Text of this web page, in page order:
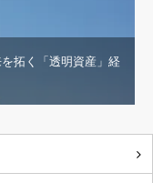
拓く「透明資産」経